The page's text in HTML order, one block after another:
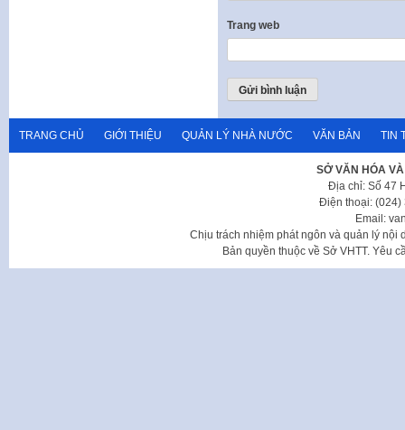
Trang web
TRANG CHỦ GIỚI THIỆU QUẢN LÝ NHÀ NƯỚC VĂN BẢN TIN
SỞ VĂN HÓA
Địa chỉ: Số 47
Điện thoại: (024)
Email:
Chịu trách nhiệm phát ngôn và quản lý nội
Bản quyền thuộc về Sở VHTT. Yêu